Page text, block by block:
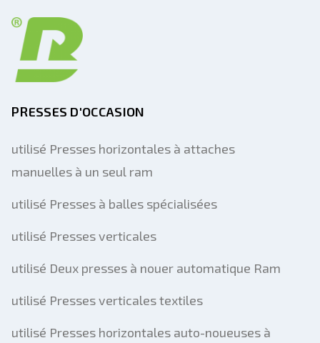
PRESSES D'OCCASION
utilisé Presses horizontales à attaches
manuelles à un seul ram
utilisé Presses à balles spécialisées
utilisé Presses verticales
utilisé Deux presses à nouer automatique Ram
utilisé Presses verticales textiles
utilisé Presses horizontales auto-noueuses à